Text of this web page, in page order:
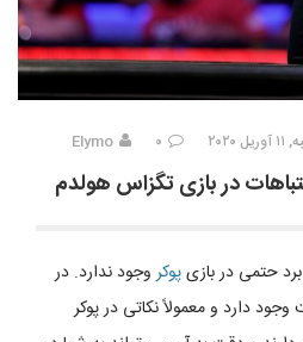
۲۰۲۰ ۰ Elymo
حتمی در بازیپوکروجود ندارد. در
دارد و معمولاً نکاتی در پوکر